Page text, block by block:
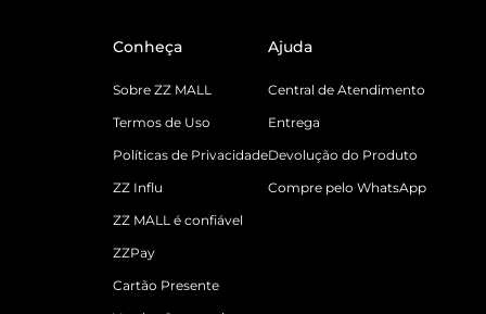
Conheça
Sobre ZZ MALL
Termos de Uso
Políticas de Privacidade
ZZ Influ
ZZ MALL é confiável
ZZPay
Cartão Presente
Ajuda
Central de Atendimento
Entrega
Devolução do Produto
Compre pelo WhatsApp